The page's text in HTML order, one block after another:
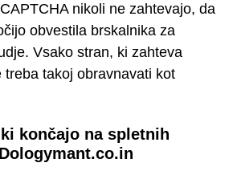
nikoli ne zahtevajo, da
obvestila brskalnika za
Vsako stran, ki zahteva
treba takoj obravnavati kot
končajo na spletnih